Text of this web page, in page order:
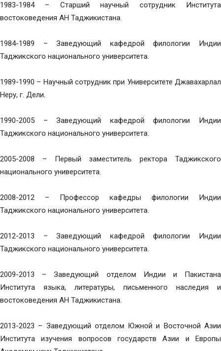
1983-1984 – Старший научный сотрудник Института
востоковедения АН Таджикистана.
1984-1989 – Заведующий кафедрой филологии Индии
Таджикского национального университета.
1989-1990 – Научный сотрудник при Университете Джавахарлал
Неру, г. Дели.
1990-2005 – Заведующий кафедрой филологии Индии
Таджикского национального университета.
2005-2008 – Первый заместитель ректора Таджикского
национального университета.
2008-2012 – Профессор кафедры филологии Индии
Таджикского национального университета.
2012-2013 – Заведующий кафедрой филологии Индии
Таджикского национального университета.
2009-2013 – Заведующий отделом Индии и Пакистана
Института языка, литературы, письменного наследия и
востоковедения АН Таджикистана.
2013-2023 – Заведующий отделом Южной и Восточной Азии
Института изучения вопросов государств Азии и Европы